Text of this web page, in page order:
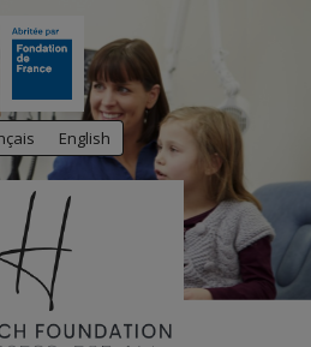
English